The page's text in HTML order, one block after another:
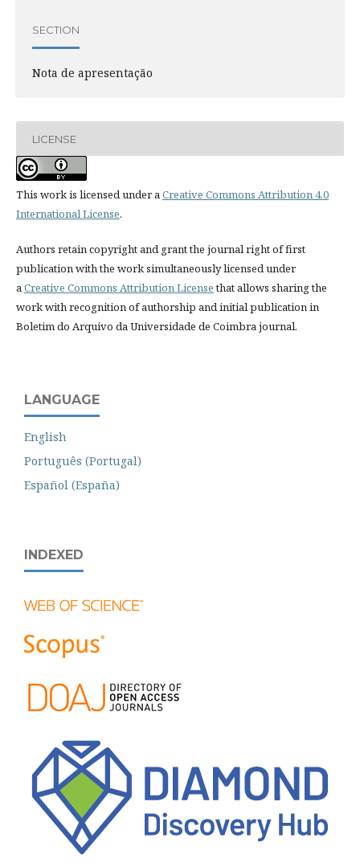
SECTION
Nota de apresentação
LICENSE
This work is licensed under aCreative Commons Attribution 4.0
International License.
Authors retain copyright and grant the journal right of first
publication with the work simultaneously licensed under
aCreative Commons Attribution Licensethat allows sharing the
work with recognition of authorship and initial publication in
Boletim do Arquivo da Universidade de Coimbra journal.
LANGUAGE
English
Português (Portugal)
Español (España)
INDEXED